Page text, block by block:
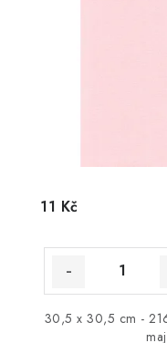
11 Kč
30,5 x 30,5 cm -